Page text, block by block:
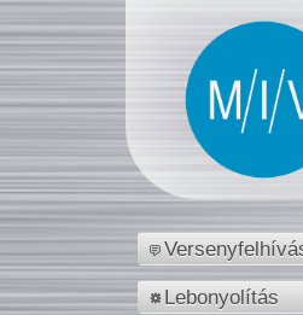
Lebonyolítás